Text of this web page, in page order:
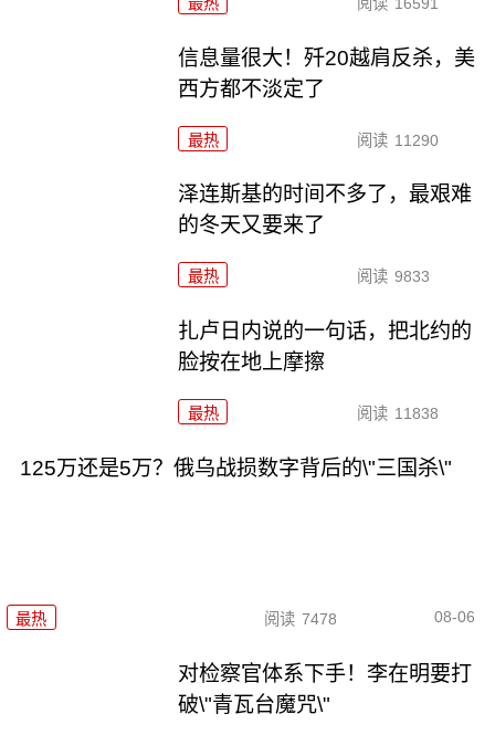
信息量很大！歼20越肩反杀，美
西方都不淡定了
最热 阅读 11290
泽连斯基的时间不多了，最艰难
的冬天又要来了
最热 阅读 9833
扎卢日内说的一句话，把北约的
脸按在地上摩擦
最热 阅读 11838
125万还是5万？俄乌战损数字背后的\"三国杀\"
最热 阅读 7478 08-06
对检察官体系下手！李在明要打
破\"青瓦台魔咒\"